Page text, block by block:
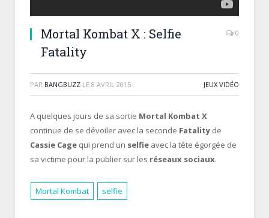
Mortal Kombat X : Selfie
Fatality
0
PAR BANGBUZZ LE 8 AVRIL 2015 JEUX VIDÉO
A quelques jours de sa sortie Mortal Kombat X
continue de se dévoiler avec la seconde Fatality de
Cassie Cage qui prend un selfie avec la tête égorgée de
sa victime pour la publier sur les réseaux sociaux.
Mortal Kombat selfie